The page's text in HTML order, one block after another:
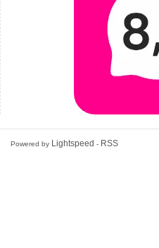
Powered by Lightspeed - RSS